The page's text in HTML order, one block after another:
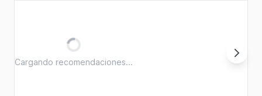
Cargando recomendaciones...